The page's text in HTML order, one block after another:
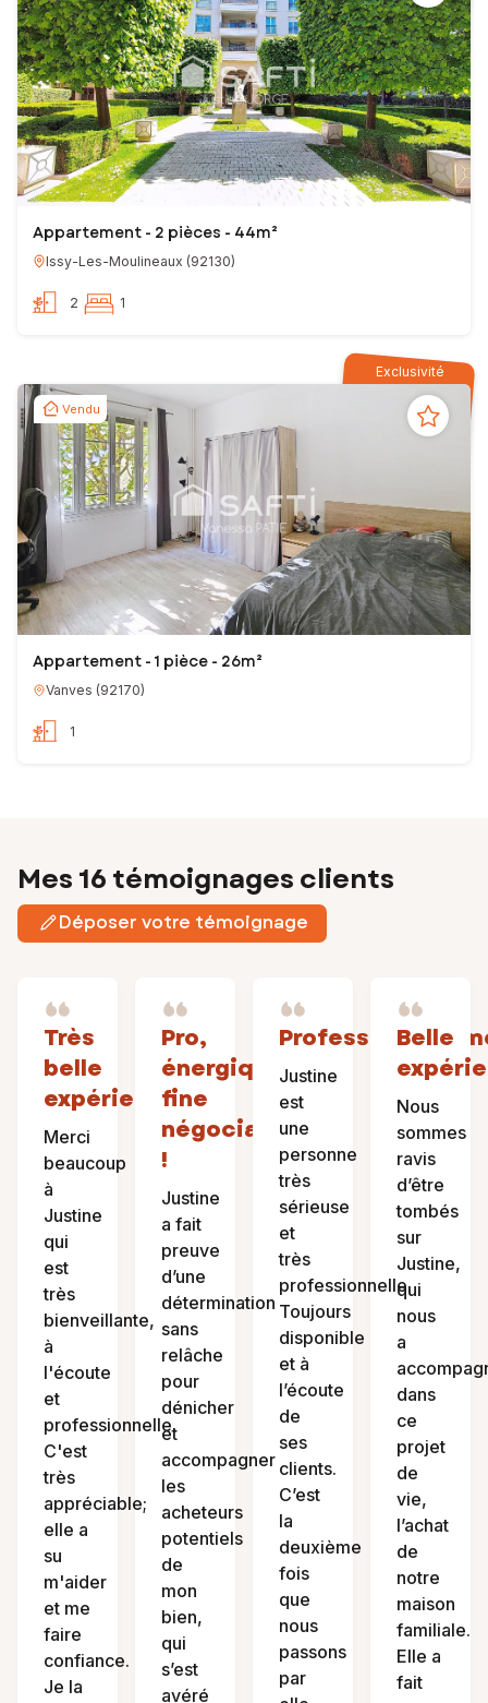
Appartement - 2 pièces - 44m²
Issy-Les-Moulineaux (92130)
2 1
Exclusivité
Vendu
Appartement - 1 pièce - 26m²
Vanves (92170)
1
Mes 16 témoignages clients
Déposer votre témoignage
Très
belle
expérience
Merci
beaucoup
à
Justine
qui
est
très
bienveillante,
à
l'écoute
et
professionnelle.
C'est
très
appréciable;
elle a
su
m'aider
et me
faire
confiance.
Je la
Pro,
énergique,
fine
négociatrice
!
Justine
a fait
preuve
d’une
détermination
sans
relâche
pour
dénicher
et
accompagner
les
acheteurs
potentiels
de
mon
bien,
qui
s’est
avéré
Justine
est
une
personne
très
sérieuse
et
très
professionnelle.
Toujours
disponible
et à
l’écoute
de
ses
clients.
C’est
la
deuxième
fois
que
nous
passons
par
Belle
Nous
sommes
ravis
d’être
tombés
sur
Justine,
qui
nous
a
dans
ce
projet
de
vie,
l’achat
de
notre
maison
familiale.
Elle a
fait